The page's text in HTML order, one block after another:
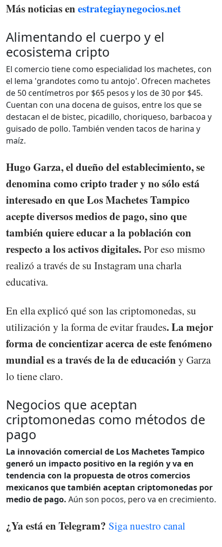
Más noticias enestrategiaynegocios.net
Alimentando el cuerpo y el
ecosistema cripto
El comercio tiene como especialidad los machetes, con
el lema 'grandotes como tu antojo'. Ofrecen machetes
de 50 centímetros por $65 pesos y los de 30 por $45.
Cuentan con una docena de guisos, entre los que se
destacan el de bistec, picadillo, choriqueso, barbacoa y
guisado de pollo. También venden tacos de harina y
maíz.
Hugo Garza, el dueño del establecimiento, se
denomina como cripto trader y no sólo está
interesado en que Los Machetes Tampico
acepte diversos medios de pago, sino que
también quiere educar a la población con
respecto a los activos digitales.Por eso mismo
realizó a través de su Instagram una charla
educativa.
En ella explicó qué son las criptomonedas, su
utilización y la forma de evitar fraudes. La mejor
forma de concientizar acerca de este fenómeno
mundial es a través de la de educacióny Garza
lo tiene claro.
Negocios que aceptan
criptomonedas como métodos de
pago
La innovación comercial de Los Machetes Tampico
generó un impacto positivo en la región y va en
tendencia con la propuesta de otros comercios
mexicanos que también aceptan criptomonedas por
medio de pago. Aún son pocos, pero va en crecimiento.
¿Ya está en Telegram? Siga nuestro canal